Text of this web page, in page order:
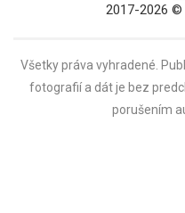
2017-2026 ©
Všetky práva vyhradené.
fotografií a dát je bez
porušením